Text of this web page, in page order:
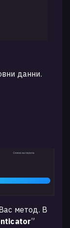
данни.
метод. В
”